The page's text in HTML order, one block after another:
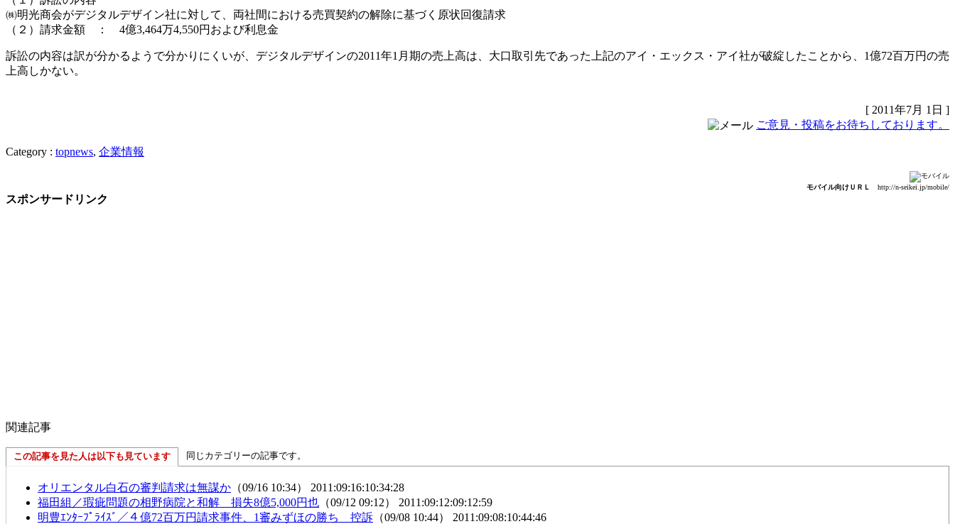
㈱明光商会がデジタルデザイン社に対して、両社間における売買契約の解除に基づく原状回復請求
（２）請求金額 ： 4億3,464万4,550円および利息金
訴訟の内容は訳が分かるようで分かりにくいが、デジタルデザインの2011年1月期の売上高は、大口取引先であった上記のアイ・エックス・アイ社が破綻したことから、1億72百万円の売
上高しかない。
[ 2011年7月 1日 ]
ご意見・投稿をお待ちしております。
Category : topnews, 企業情報
モバイル向けＵＲＬ http://n-seikei.jp/mobile/
スポンサードリンク
関連記事
この記事を見た人は以下も見ています 同じカテゴリーの記事です。
オリエンタル白石の審判請求は無謀か （09/16 10:34） 2011:09:16:10:34:28
福田組／瑕疵問題の相野病院と和解 損失8億5,000円也 （09/12 09:12） 2011:09:12:09:12:59
明豊ｴﾝﾀｰﾌﾟﾗｲｽﾞ／４億72百万円請求事件、1審みずほの勝ち 控訴 （09/08 10:44） 2011:09:08:10:44:46